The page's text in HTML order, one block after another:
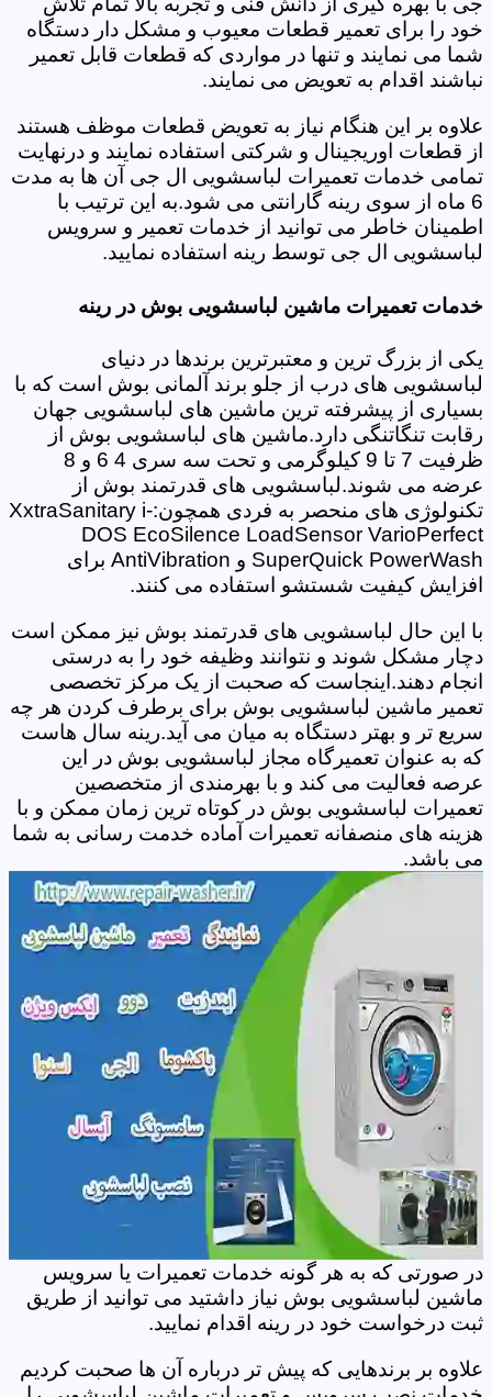
خود را برای تعمیر قطعات معیوب و مشکل دار دستگاه
شما می نمایند و تنها در مواردی که قطعات قابل تعمیر
نباشند اقدام به تعویض می نمایند.
علاوه بر این هنگام نیاز به تعویض قطعات موظف هستند
از قطعات اوریجینال و شرکتی استفاده نمایند و درنهایت
تمامی خدمات تعمیرات لباسشویی ال جی آن ها به مدت
6 ماه از سوی رینه گارانتی می شود.به این ترتیب با
اطمینان خاطر می توانید از خدمات تعمیر و سرویس
لباسشویی ال جی توسط رینه استفاده نمایید.
خدمات تعمیرات ماشین لباسشویی بوش در رینه
یکی از بزرگ ترین و معتبرترین برندها در دنیای
لباسشویی های درب از جلو برند آلمانی بوش است که با
بسیاری از پیشرفته ترین ماشین های لباسشویی جهان
رقابت تنگاتنگی دارد.ماشین های لباسشویی بوش از
ظرفیت 7 تا 9 کیلوگرمی و تحت سه سری 4 6 و 8
عرضه می شوند.لباسشویی های قدرتمند بوش از
تکنولوژی های منحصر به فردی همچون:XxtraSanitary i-
DOS EcoSilence LoadSensor VarioPerfect
SuperQuick PowerWash و AntiVibration برای
افزایش کیفیت شستشو استفاده می کنند.
با این حال لباسشویی های قدرتمند بوش نیز ممکن است
دچار مشکل شوند و نتوانند وظیفه خود را به درستی
انجام دهند.اینجاست که صحبت از یک مرکز تخصصی
تعمیر ماشین لباسشویی بوش برای برطرف کردن هر چه
سریع تر و بهتر دستگاه به میان می آید.رینه سال هاست
که به عنوان تعمیرگاه مجاز لباسشویی بوش در این
عرصه فعالیت می کند و با بهرمندی از متخصصین
تعمیرات لباسشویی بوش در کوتاه ترین زمان ممکن و با
هزینه های منصفانه تعمیرات آماده خدمت رسانی به شما
می باشد.
در صورتی که به هر گونه خدمات تعمیرات یا سرویس
ماشین لباسشویی بوش نیاز داشتید می توانید از طریق
ثبت درخواست خود در رینه اقدام نمایید.
علاوه بر برندهایی که پیش تر درباره آن ها صحبت کردیم